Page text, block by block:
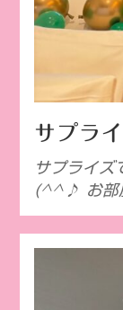
サプラ
サプライズ
(^^♪ お部